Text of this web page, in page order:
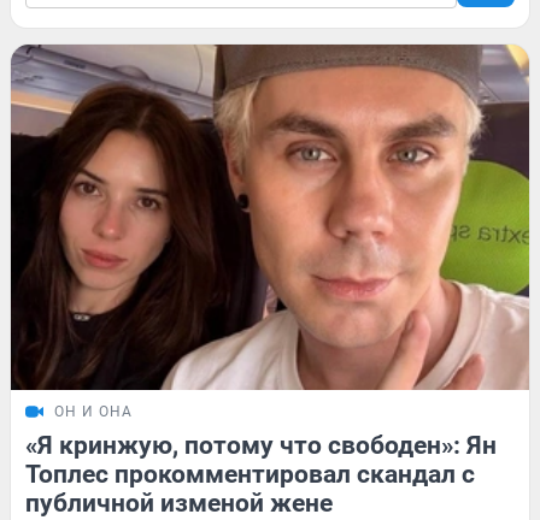
ОН И ОНА
«Я кринжую, потому что свободен»: Ян
Топлес прокомментировал скандал с
публичной изменой жене